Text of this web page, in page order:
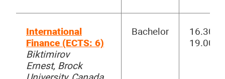
International
Finance (ECTS: 6)
Biktimirov
Ernest, Brock
Bachelor
16.30-
19.00